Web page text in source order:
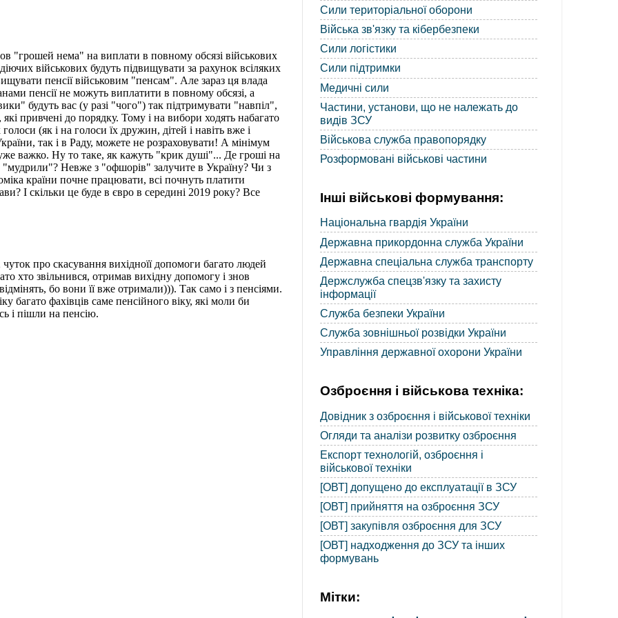
Сили територіальної оборони
Війська зв'язку та кібербезпеки
Сили логістики
Сили підтримки
Медичні сили
Частини, установи, що не належать до
видів ЗСУ
Військова служба правопорядку
Розформовані військові частини
Інші військові формування:
Національна гвардія України
Державна прикордонна служба України
Державна спеціальна служба транспорту
Держслужба спецзв'язку та захисту
інформації
Служба безпеки України
Служба зовнішньої розвідки України
Управління державної охорони України
Озброєння і військова техніка:
Довідник з озброєння і військової техніки
Огляди та аналізи розвитку озброєння
Експорт технологій, озброєння і
військової техніки
[ОВТ] допущено до експлуатації в ЗСУ
[ОВТ] прийняття на озброєння ЗСУ
[ОВТ] закупівля озброєння для ЗСУ
[ОВТ] надходження до ЗСУ та інших
формувань
Мітки: